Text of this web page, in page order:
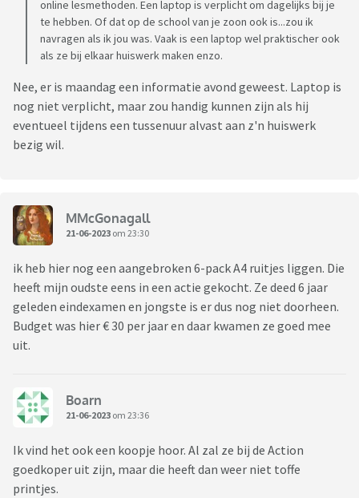
online lesmethoden. Een laptop is verplicht om dagelijks bij je
te hebben. Of dat op de school van je zoon ook is...zou ik
navragen als ik jou was. Vaak is een laptop wel praktischer ook
als ze bij elkaar huiswerk maken enzo.
Nee, er is maandag een informatie avond geweest. Laptop is
nog niet verplicht, maar zou handig kunnen zijn als hij
eventueel tijdens een tussenuur alvast aan z'n huiswerk
bezig wil.
MMcGonagall
21-06-2023 om 23:30
ik heb hier nog een aangebroken 6-pack A4 ruitjes liggen. Die
heeft mijn oudste eens in een actie gekocht. Ze deed 6 jaar
geleden eindexamen en jongste is er dus nog niet doorheen.
Budget was hier € 30 per jaar en daar kwamen ze goed mee
uit.
Boarn
21-06-2023 om 23:36
Ik vind het ook een koopje hoor. Al zal ze bij de Action
goedkoper uit zijn, maar die heeft dan weer niet toffe
printjes.